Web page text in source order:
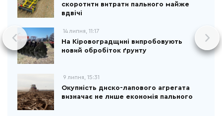
скоротити витрати пального майже
вдвічі
14 липня, 11:17
На Кіровоградщині випробовують
новий обробіток ґрунту
9 липня, 15:31
Окупність диско-лапового агрегата
визначає не лише економія пального